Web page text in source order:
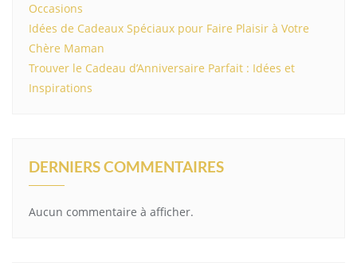
Occasions
Idées de Cadeaux Spéciaux pour Faire Plaisir à Votre
Chère Maman
Trouver le Cadeau d’Anniversaire Parfait : Idées et
Inspirations
DERNIERS COMMENTAIRES
Aucun commentaire à afficher.